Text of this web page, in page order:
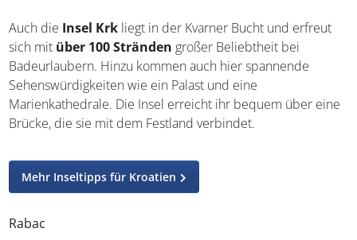
Auch dieInsel Krkliegt in der Kvarner Bucht und erfreut
sich mitüber 100 Strändengroßer Beliebtheit bei
Badeurlaubern. Hinzu kommen auch hier spannende
Sehenswürdigkeiten wie ein Palast und eine
Marienkathedrale. Die Insel erreicht ihr bequem über